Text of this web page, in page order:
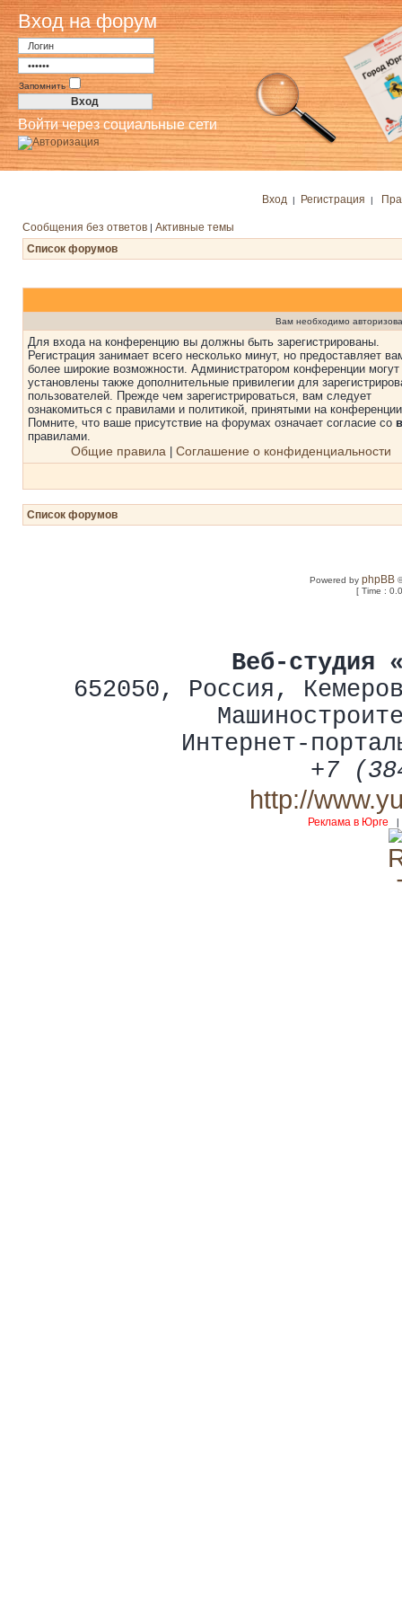
Вход на форум
Запомнить
Войти через социальные сети
Вход | Регистрация |
Сообщения без ответов | Активные темы
Список форумов
Вам необходимо
Для входа на конференцию вы должны быть зарегистрированы.
Регистрация занимает всего несколько минут, но предоставляет
более широкие возможности. Администратором конференции
установлены также дополнительные привилегии для
пользователей. Прежде чем зарегистрироваться, вам следует
ознакомиться с правилами и политикой, принятыми на
Помните, что ваше присутствие на форумах означает согласие со
правилами.
Общие правила Соглашение о конфиденциальности
Список форумов
Powered byphpBB
[ Time :
Веб-студия
652050, Россия ,
Интернет-
+7
http://
Реклама в Юрге